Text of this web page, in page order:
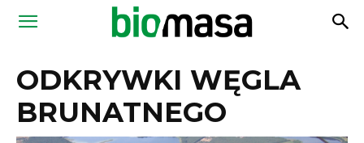
Magazyn
ODKRYWKI WĘGLA
BRUNATNEGO